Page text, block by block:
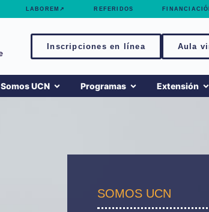
LABOREM↗ REFERIDOS
Inscripciones en línea Aula
Somos UCN Programas Extensión
SOMOS UCN